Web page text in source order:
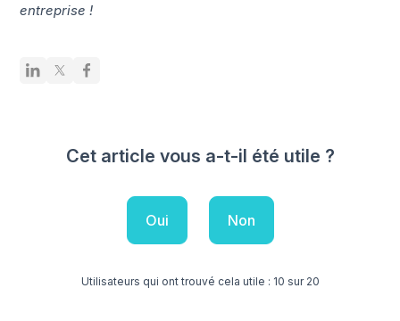
entreprise !
Cet article vous a-t-il été utile ?
Oui Non
Utilisateurs qui ont trouvé cela utile : 10 sur 20